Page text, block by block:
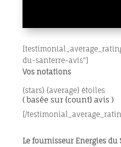
du-santerre-avis"]
Vos notations
{stars} {average} étoiles
( basée sur {count} avis )
[/
Le fournisseur Energies